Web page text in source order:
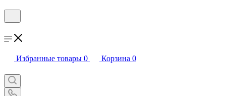
Избранные товары 0 Корзина 0